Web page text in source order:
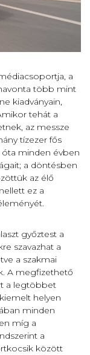
a
több mint
kiadványain,
tehát a
az messze
tízezer fős
óta minden évben
a döntésben
az élő
ez a
győztest a
szavazhat a
a szakmai
A megfizethető
a legtöbbet
helyen
minden
míg a
a
között